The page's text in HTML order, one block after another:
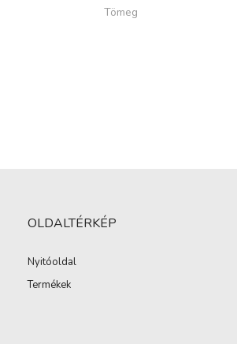
Tömeg
OLDALTÉRKÉP
Nyitóoldal
Termékek